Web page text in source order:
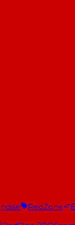
RedZone